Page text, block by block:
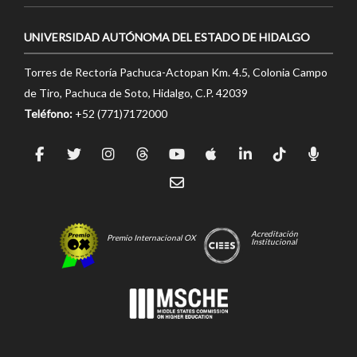
UNIVERSIDAD AUTÓNOMA DEL ESTADO DE HIDALGO
Torres de Rectoría Pachuca-Actopan Km. 4.5, Colonia Campo
de Tiro, Pachuca de Soto, Hidalgo, C.P. 42039
Teléfono: +52 (771)7172000
Premio Internacional OX
Acreditación
Institucional